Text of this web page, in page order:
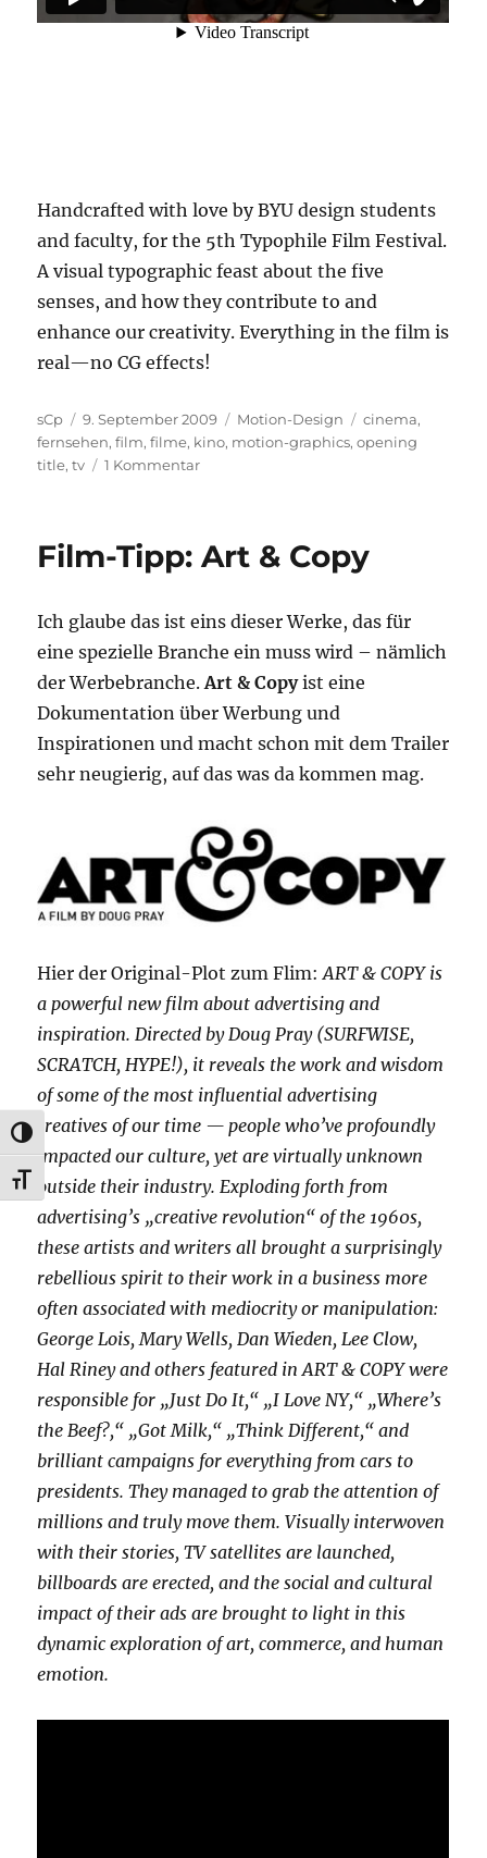
UMSCHALTEN AUF HOHE KONTRASTE
SCHRIFT VERGRÖSSERN
Handcrafted with love by BYU design students
and faculty, for the 5th Typophile Film Festival.
A visual typographic feast about the five
senses, and how they contribute to and
enhance our creativity. Everything in the film is
real—no CG effects!
Autor
sCp
Veröffentlicht
am
9. September 2009 Kategorien
Motion-Design Schlagwörter
cinema,
fernsehen,film,filme, kino, motion-graphics,opening
title,tv 1 Kommentarzu
Film
Opening
Titles
Film-Tipp: Art & Copy
Ich glaube das ist eins dieser Werke, das für
eine spezielle Branche ein muss wird – nämlich
der Werbebranche.Art & Copyist eine
Dokumentation über Werbung und
Inspirationen und macht schon mit dem Trailer
sehr neugierig, auf das was da kommen mag.
Hier der Original-Plot zum Flim:ART & COPY is
a powerful new film about advertising and
inspiration. Directed by Doug Pray (SURFWISE,
SCRATCH, HYPE!), it reveals the work and wisdom
of some of the most influential advertising
creatives of our time — people who’ve profoundly
impacted our culture, yet are virtually unknown
outside their industry. Exploding forth from
advertising’s „creative revolution“ of the 1960s,
these artists and writers all brought a surprisingly
rebellious spirit to their work in a business more
often associated with mediocrity or manipulation:
George Lois, Mary Wells, Dan Wieden, Lee Clow,
Hal Riney and others featured in ART & COPY were
responsible for „Just Do It,“ „I Love NY,“ „Where’s
the Beef?,“ „Got Milk,“ „Think Different,“ and
brilliant campaigns for everything from cars to
presidents. They managed to grab the attention of
millions and truly move them. Visually interwoven
with their stories, TV satellites are launched,
billboards are erected, and the social and cultural
impact of their ads are brought to light in this
dynamic exploration of art, commerce, and human
emotion.